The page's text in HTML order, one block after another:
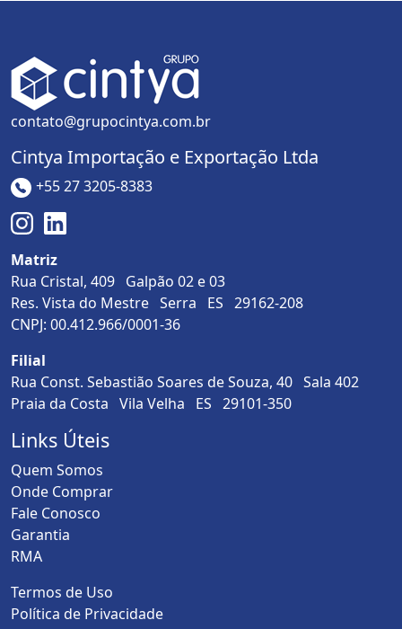
contato@grupocintya.com.br
Cintya Importação e Exportação Ltda
+55 27 3205-8383
Matriz
Rua Cristal, 409 Galpão 02 e 03
Res. Vista do Mestre Serra ES 29162-208
CNPJ: 00.412.966/0001-36
Filial
Rua Const. Sebastião Soares de Souza, 40 Sala 402
Praia da Costa Vila Velha ES 29101-350
Links Úteis
Quem Somos
Onde Comprar
Fale Conosco
Garantia
RMA
Termos de Uso
Política de Privacidade